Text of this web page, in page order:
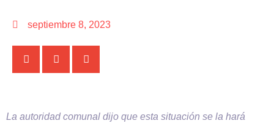
septiembre 8, 2023
La autoridad comunal dijo que esta situación se la hará